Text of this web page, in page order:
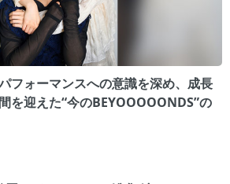
フォーマンスへの意識を深め、成長
を迎えた“今のBEYOOOOONDS”の